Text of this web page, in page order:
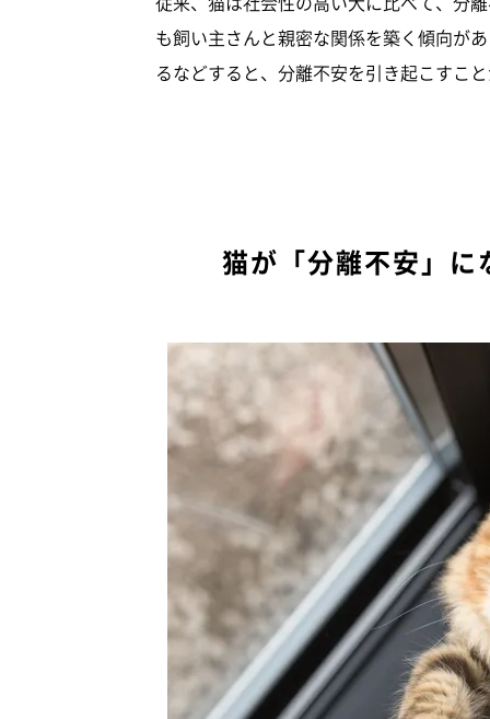
も飼い主さんと親密な関係を築く傾向が
るなどすると、分離不安を引き起こすこ
猫が「分離不安」